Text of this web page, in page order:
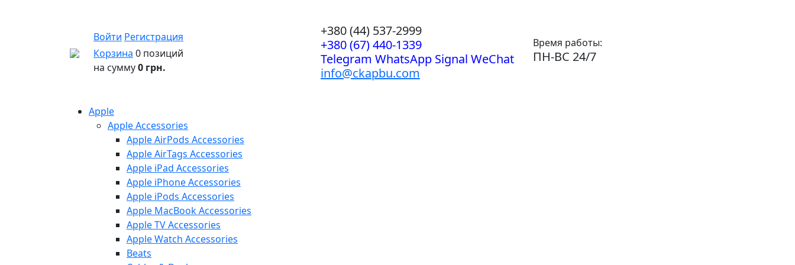
Войти Регистрация
Корзина 0 позиций
на сумму0 грн.
+380 (44) 537-2999
+380 (67) 440-1339
Telegram WhatsApp Signal WeChat
info@ckapbu.com
Время работы:
ПН-ВС 24/7
Apple
Apple Accessories
Apple AirPods Accessories
Apple AirTags Accessories
Apple iPad Accessories
Apple iPhone Accessories
Apple iPods Accessories
Apple MacBook Accessories
Apple TV Accessories
Apple Watch Accessories
Beats